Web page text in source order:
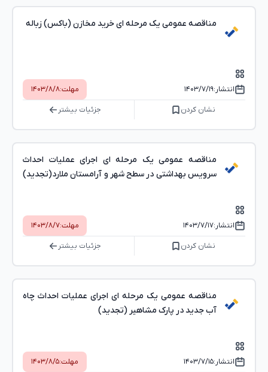
مناقصه عمومی یک مرحله ای خرید مخازن (باکس) زباله
انتشار:۱۴۰۳/۷/۱۹ مهلت:۱۴۰۳/۸/۸
نشان کردن جزئیات بیشتر
مناقصه عمومی یک مرحله ای اجرای عملیات احداث
سرویس بهداشتی در سطح شهر و آرامستان ملارد(تجدید)
انتشار:۱۴۰۳/۷/۱۷ مهلت:۱۴۰۳/۸/۷
نشان کردن جزئیات بیشتر
مناقصه عمومی یک مرحله ای اجرای عملیات احداث چاه
آب جدید در پارک مشاهیر (تجدید)
انتشار:۱۴۰۳/۷/۱۵ مهلت:۱۴۰۳/۸/۵